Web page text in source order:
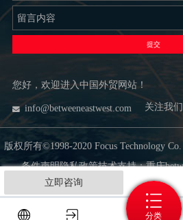
分类
立即咨询
提交
您好，欢迎进入中国外贸网站！
info@betweeneastwest.com 关注我们
版权所有©1998-2020 Focus Technology
条件声明隐私政策技术支持：重庆